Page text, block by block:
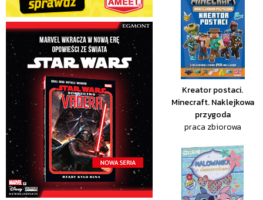
Kreator postaci.
Minecraft. Naklejkowa
przygoda
praca zbiorowa